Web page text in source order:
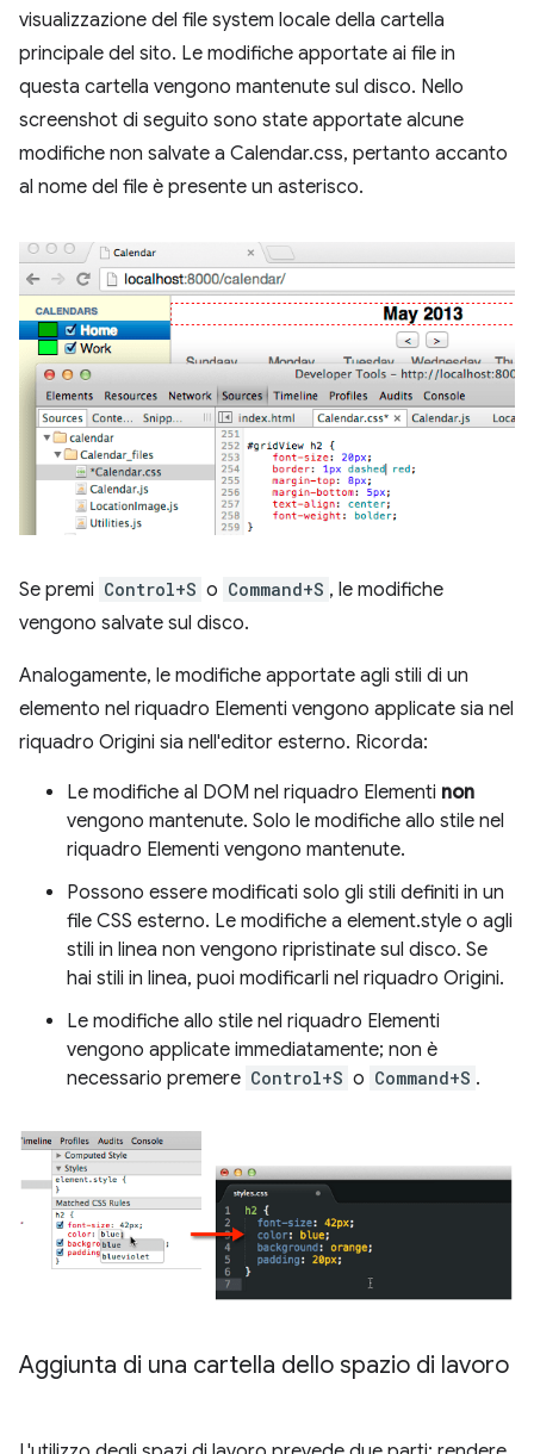
visualizzazione del file system locale della cartella
principale del sito. Le modifiche apportate ai file in
questa cartella vengono mantenute sul disco. Nello
screenshot di seguito sono state apportate alcune
modifiche non salvate a Calendar.css, pertanto accanto
al nome del file è presente un asterisco.
Se premi Control+S o Command+S , le modifiche
vengono salvate sul disco.
Analogamente, le modifiche apportate agli stili di un
elemento nel riquadro Elementi vengono applicate sia nel
riquadro Origini sia nell'editor esterno. Ricorda:
Le modifiche al DOM nel riquadro Elementi non
vengono mantenute. Solo le modifiche allo stile nel
riquadro Elementi vengono mantenute.
Possono essere modificati solo gli stili definiti in un
file CSS esterno. Le modifiche a element.style o agli
stili in linea non vengono ripristinate sul disco. Se
hai stili in linea, puoi modificarli nel riquadro Origini.
Le modifiche allo stile nel riquadro Elementi
vengono applicate immediatamente; non è
necessario premere Control+S o Command+S .
Aggiunta di una cartella dello spazio di lavoro